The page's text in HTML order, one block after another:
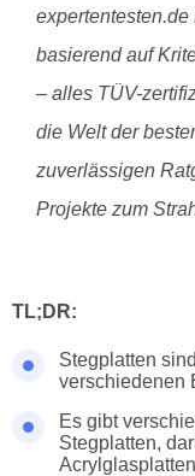
basierend auf
– alles TÜV-
die Welt der
zuverlässigen
Projekte zum
TL;DR:
Stegplatten
verschiedenen
Es gibt
Stegplatten,